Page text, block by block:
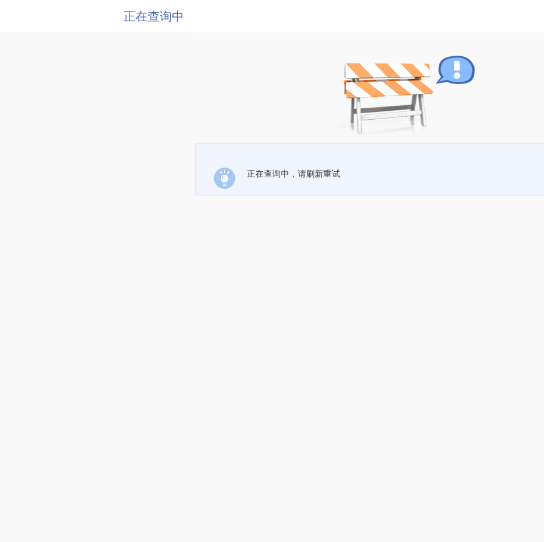
正在查询中
正在查询中，请刷新重试